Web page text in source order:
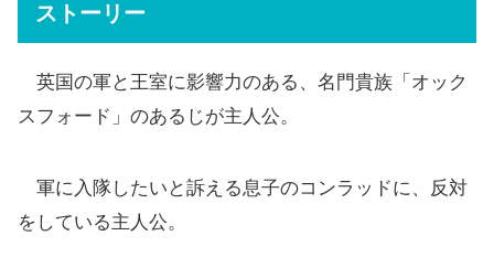
ストーリー
英国の軍と王室に影響力のある、名門貴族「オック
スフォード」のあるじが主人公。
軍に入隊したいと訴える息子のコンラッドに、反対
をしている主人公。